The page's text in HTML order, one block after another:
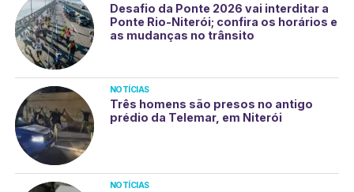
Desafio da Ponte 2026 vai interditar a
Ponte Rio-Niterói; confira os horários e
as mudanças no trânsito
NOTÍCIAS
Três homens são presos no antigo
prédio da Telemar, em Niterói
NOTÍCIAS